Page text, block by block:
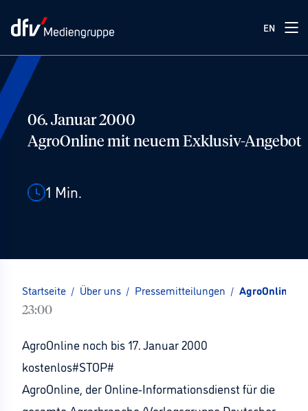
EN
06. Januar 2000
AgroOnline mit neuem Exklusiv-Angebot
1 Min.
Startseite / Über uns / Pressemitteilungen / AgroOnline
23:00
AgroOnline noch bis 17. Januar 2000
kostenlos#STOP#
AgroOnline, der Online-Informationsdienst für die